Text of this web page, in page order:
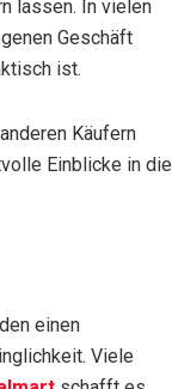
lassen. In vielen
Geschäft
ist.
Käufern
Einblicke in die
einen
Viele